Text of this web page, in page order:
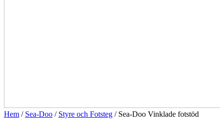
Hem / Sea-Doo / Styre och Fotsteg / Sea-Doo Vinklade fotstöd